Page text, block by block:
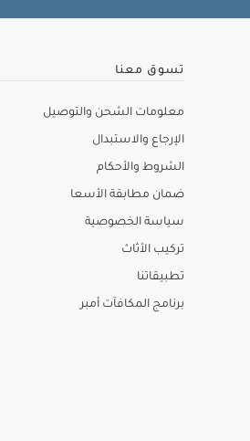
تسوق معنا
معلومات الشحن والتوصيل
الإرجاع والاستبدال
الشروط والأحكام
ضمان مطابقة الأسعا
سياسة الخصوصية
تركيب الأثاث
تطبيقاتنا
برنامج المكافآت أمبر